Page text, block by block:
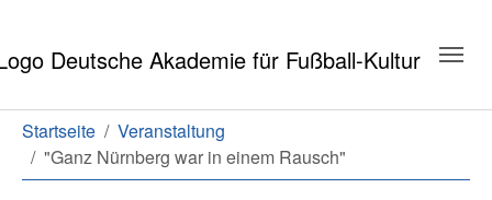
Sie sind hier:
Startseite
Veranstaltung
"Ganz Nürnberg war in einem Rausch"